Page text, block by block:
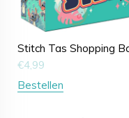
Stitch Tas Shopping
€4,99
Bestellen